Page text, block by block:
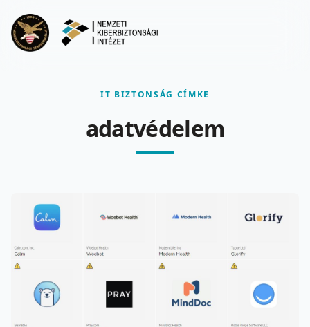
IT BIZTONSÁG CÍMKE
adatvédelem